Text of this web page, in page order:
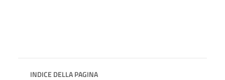
INDICE DELLA PAGINA